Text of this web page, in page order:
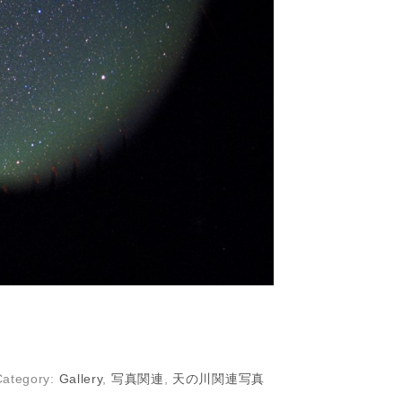
Gallery, 写真関連 天の川関連写真